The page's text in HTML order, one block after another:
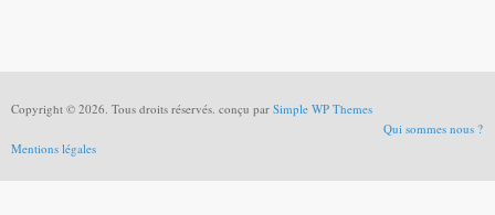
Copyright © 2026. Tous droits réservés. conçu par Simple WP Themes
Qui sommes nous ?
Mentions légales